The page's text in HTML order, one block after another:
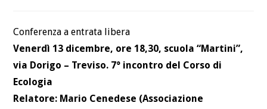
Conferenza a entrata libera
Venerdì 13 dicembre, ore 18,30, scuola “Martini”,
via Dorigo – Treviso. 7° incontro del Corso di
Ecologia
Relatore: Mario Cenedese (Associazione